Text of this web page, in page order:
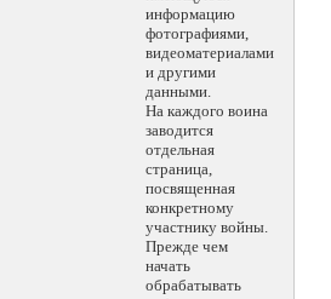
информацию
фотографиями,
видеоматериалами
и другими
данными.
На каждого воина
заводится
отдельная
страница,
посвященная
конкретному
участнику войны.
Прежде чем
начать
обрабатывать